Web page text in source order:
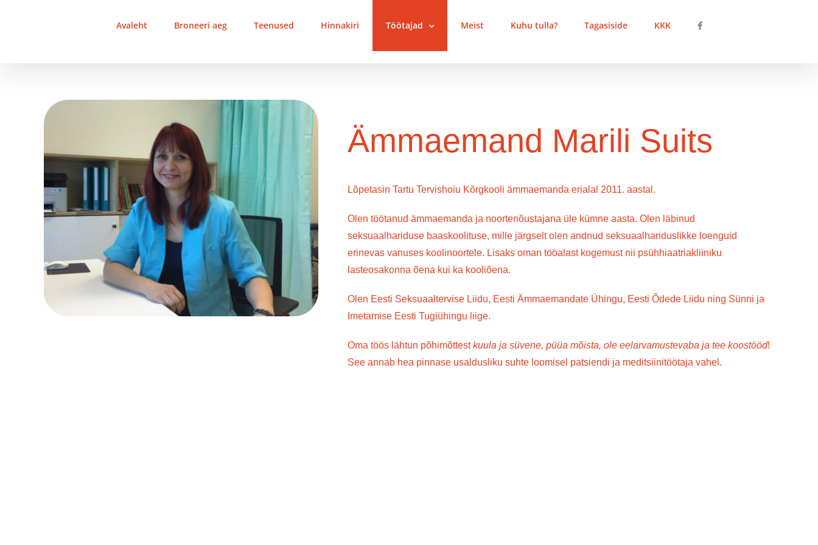
Avaleht Broneeri aeg Teenused Hinnakiri Töötajad Meist Kuhu tulla? Tagasiside KKK
Ämmaemand Marili Suits
Lõpetasin Tartu Tervishoiu Kõrgkooli ämmaemanda erialal 2011. aastal.
Olen töötanud ämmaemanda ja noortenõustajana üle kümne aasta. Olen läbinud
seksuaalhariduse baaskoolituse, mille järgselt olen andnud seksuaalhariduslikke loenguid
erinevas vanuses koolinoortele. Lisaks oman tööalast kogemust nii psühhiaatriakliiniku
lasteosakonna õena kui ka kooliõena.
Olen Eesti Seksuaaltervise Liidu, Eesti Ämmaemandate Ühingu, Eesti Õdede Liidu ning Sünni ja
Imetamise Eesti Tugiühingu liige.
Oma töös lähtun põhimõttestkuula ja süvene, püüa mõista, ole eelarvamustevaba ja tee koostööd!
Seeannab hea pinnase usaldusliku suhte loomisel patsiendi ja meditsiinitöötaja vahel.